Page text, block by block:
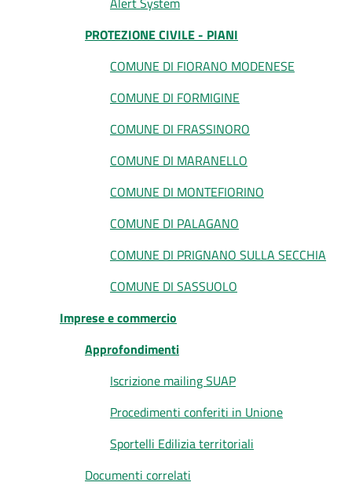
PROTEZIONE CIVILE - PIANI
COMUNE DI FIORANO MODENESE
COMUNE DI FORMIGINE
COMUNE DI FRASSINORO
COMUNE DI MARANELLO
COMUNE DI MONTEFIORINO
COMUNE DI PALAGANO
COMUNE DI PRIGNANO SULLA SECCHIA
COMUNE DI SASSUOLO
Imprese e commercio
Approfondimenti
Iscrizione mailing SUAP
Procedimenti conferiti in Unione
Sportelli Edilizia territoriali
Documenti correlati